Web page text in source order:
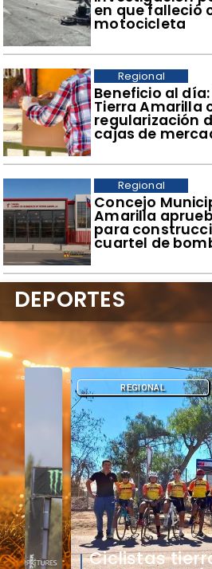
en que falleció
motocicleta
​Beneficio al
Tierra Amarilla
regularización
cajas de
Regional
Concejo
Amarilla
para
cuartel de
Regional
​Ciclistas
REGIONAL
DEPORTES